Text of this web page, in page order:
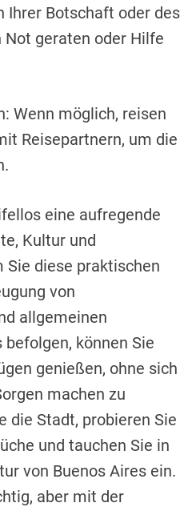
Ihrer Botschaft oder des
geraten oder Hilfe
Wenn möglich, reisen
Reisepartnern, um die
eine aufregende
Kultur und
Sie diese praktischen
von
allgemeinen
können Sie
genießen, ohne sich
machen zu
die Stadt, probieren Sie
und tauchen Sie in
von Buenos Aires ein.
aber mit der